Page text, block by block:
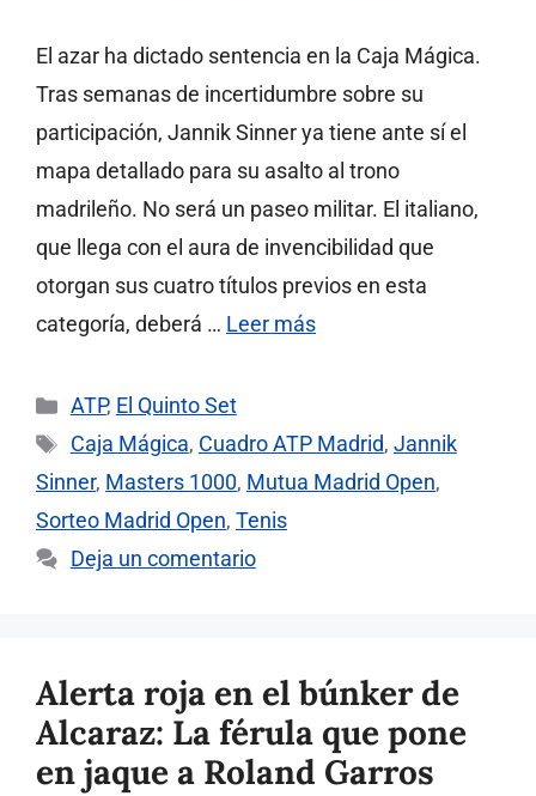
El azar ha dictado sentencia en la Caja Mágica.
Tras semanas de incertidumbre sobre su
participación, Jannik Sinner ya tiene ante sí el
mapa detallado para su asalto al trono
madrileño. No será un paseo militar. El italiano,
que llega con el aura de invencibilidad que
otorgan sus cuatro títulos previos en esta
categoría, deberá … Leer más
Categorías
ATP, El Quinto Set
Etiquetas
Caja Mágica, Cuadro ATP Madrid, Jannik
Sinner, Masters 1000, Mutua Madrid Open,
Sorteo Madrid Open, Tenis
Deja un comentario
Alerta roja en el búnker de
Alcaraz: La férula que pone
en jaque a Roland Garros